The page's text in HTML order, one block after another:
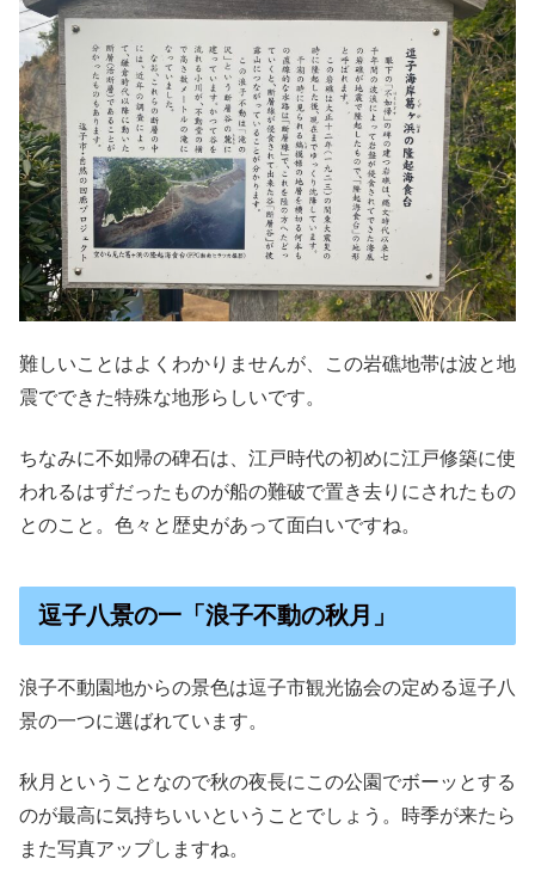
難しいことはよくわかりませんが、この岩礁地帯は波と地
震でできた特殊な地形らしいです。
ちなみに不如帰の碑石は、江戸時代の初めに江戸修築に使
われるはずだったものが船の難破で置き去りにされたもの
とのこと。色々と歴史があって面白いですね。
逗子八景の一「浪子不動の秋月」
浪子不動園地からの景色は逗子市観光協会の定める逗子八
景の一つに選ばれています。
秋月ということなので秋の夜長にこの公園でボーッとする
のが最高に気持ちいいということでしょう。時季が来たら
また写真アップしますね。